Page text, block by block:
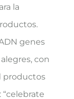
la
genes
con
productos
“celebrate